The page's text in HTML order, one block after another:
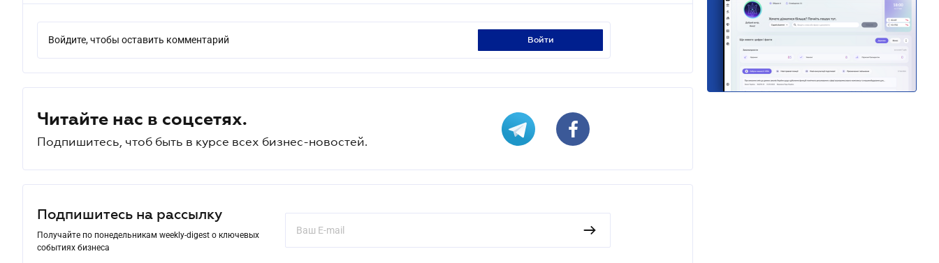
Войдите, чтобы оставить комментарий войти
Читайте нас в соцсетях.
Подпишитесь, чтоб быть в курсе всех бизнес-новостей.
Подпишитесь на рассылку
Получайте по понедельникам weekly-digest о ключевых
событиях бизнеса